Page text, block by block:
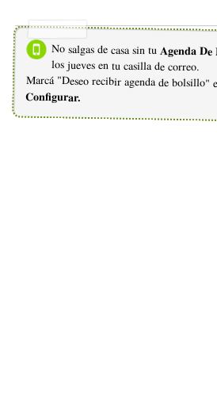
No salgas de casa sin tu Agenda
los jueves en tu casilla de correo.
Marcá "Deseo recibir agenda de bolsillo"
Configurar.